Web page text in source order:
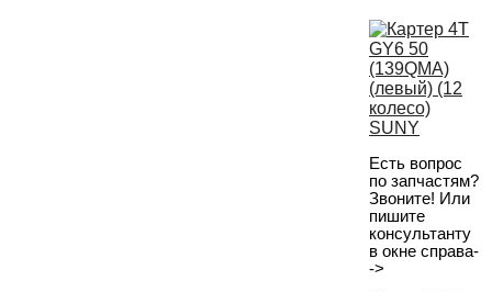
Есть вопрос
по запчастям?
Звоните! Или
пишите
консультанту
в окне справа-
->